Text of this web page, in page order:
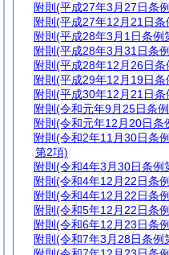
附則 (平成27年3月27日条
附則 (平成27年12月21日条
附則 (平成28年3月1日条例
附則 (平成28年3月31日条
附則 (平成28年12月26日条
附則 (平成29年12月19日条
附則 (平成30年12月21日条
附則 (令和元年9月25日条
附則 (令和元年12月20日条
附則 (令和2年11月30日条
第2項)
附則 (令和4年3月30日条例
附則 (令和4年12月22日条
附則 (令和4年12月22日条
附則 (令和5年12月22日条
附則 (令和6年12月23日条
附則 (令和7年3月28日条例